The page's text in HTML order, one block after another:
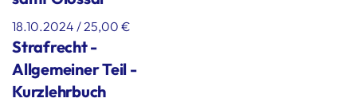
18.10.2024 / 25,00 €
Strafrecht -
Allgemeiner Teil -
Kurzlehrbuch